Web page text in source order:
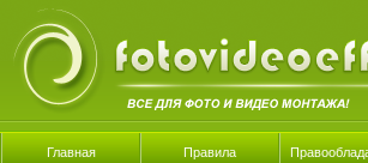
Главная Правила